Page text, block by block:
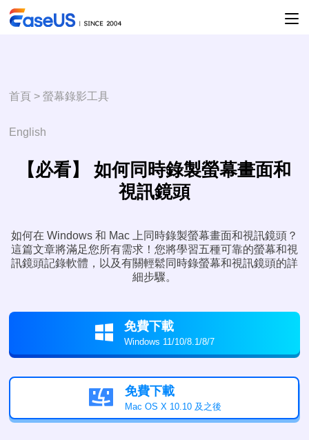
首頁 >螢幕錄影工具
English
【必看】 如何同時錄製螢幕畫面和
視訊鏡頭
如何在 Windows 和 Mac 上同時錄製螢幕畫面和視訊鏡頭？
這篇文章將滿足您所有需求！您將學習五種可靠的螢幕和視
訊鏡頭記錄軟體，以及有關輕鬆同時錄螢幕和視訊鏡頭的詳
細步驟。
 免費下載
Windows 11/10/8.1/8/7
 免費下載
Mac OS X 10.10 及之後